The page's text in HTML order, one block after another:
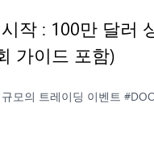
작 : 100만 달러
가이드 포함)
모의 트레이딩 이벤트